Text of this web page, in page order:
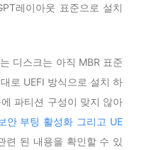
레이아웃 표준으로 설치
디스크는 아직 MBR 표준
로 UEFI 방식으로 설치 하
파티션 구성이 맞지 않아
안 부팅 활성화 그리고 UE
련 된 내용을 확인할 수 있